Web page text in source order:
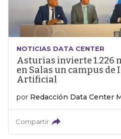
NOTICIAS DATA CENTER
Asturias invierte 1.226
en Salas un campus
Artificial
por Redacción Data Center
Compartir